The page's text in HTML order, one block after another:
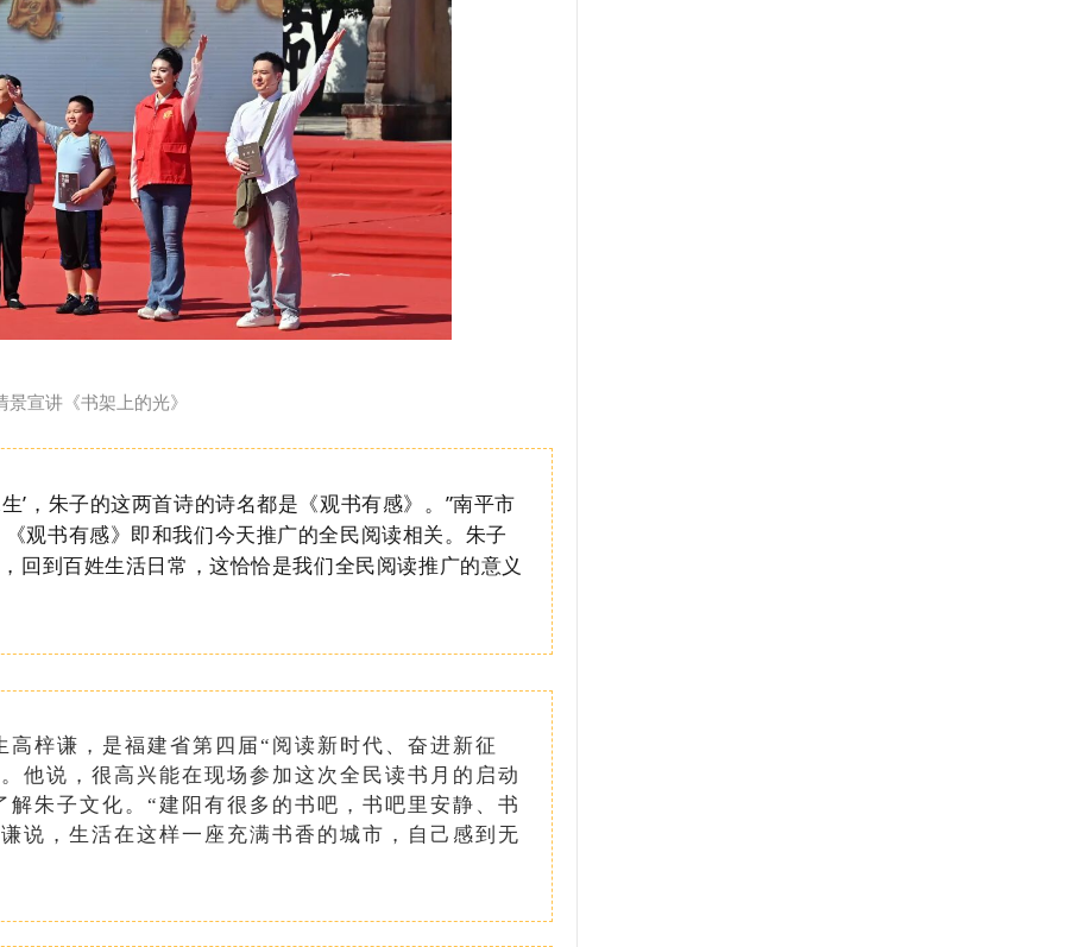
景宣讲《书架上的光》
生’，朱子的这两首诗的诗名都是《观书有感》。”南平市
观书有感》即和我们今天推广的全民阅读相关。朱子
回到百姓生活日常，这恰恰是我们全民阅读推广的意义
谦，是福建省第四届“阅读新时代、奋进新征
他说，很高兴能在现场参加这次全民读书月的启动
朱子文化。“建阳有很多的书吧，书吧里安静、书
说，生活在这样一座充满书香的城市，自己感到无